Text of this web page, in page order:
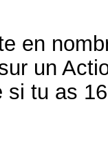
en
un
si tu as